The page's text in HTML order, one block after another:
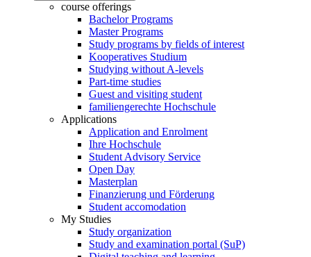
course offerings
Bachelor Programs
Master Programs
Study programs by fields of interest
Kooperatives Studium
Studying without A-levels
Part-time studies
Guest and visiting student
familiengerechte Hochschule
Applications
Application and Enrolment
Ihre Hochschule
Student Advisory Service
Open Day
Masterplan
Finanzierung und Förderung
Student accomodation
My Studies
Study organization
Study and examination portal (SuP)